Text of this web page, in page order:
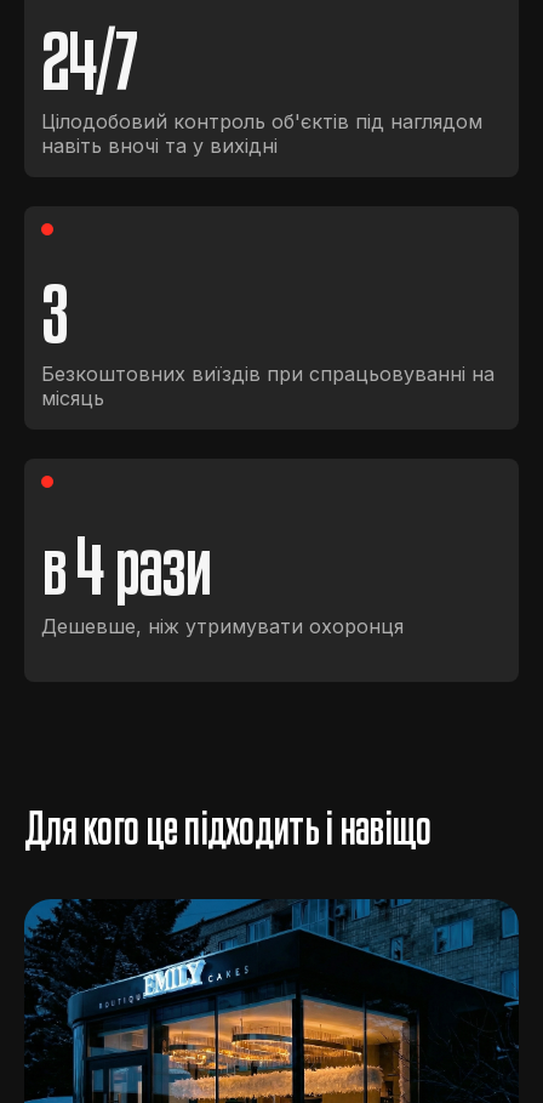
24/7
Цілодобовий контроль об'єктів під наглядом
навіть вночі та у вихідні
3
Безкоштовних виїздів при спрацьовуванні на
місяць
в4рази
Дешевше, ніж утримувати охоронця
Для кого це підходить і навіщо